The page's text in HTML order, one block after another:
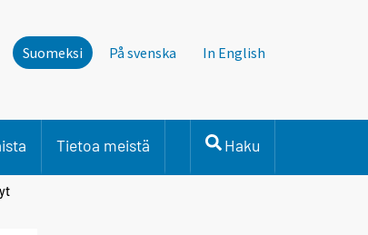
Suomeksi På svenska In English
Tietoa meistä Haku